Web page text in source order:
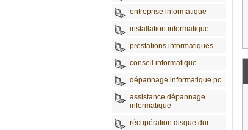
entreprise informatique
installation informatique
prestations informatiques
conseil informatique
dépannage informatique pc
assistance dépannage
informatique
récupération disque dur